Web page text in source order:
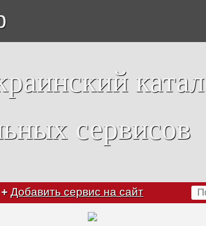
сервисов
+ Добавить сервис на сайт